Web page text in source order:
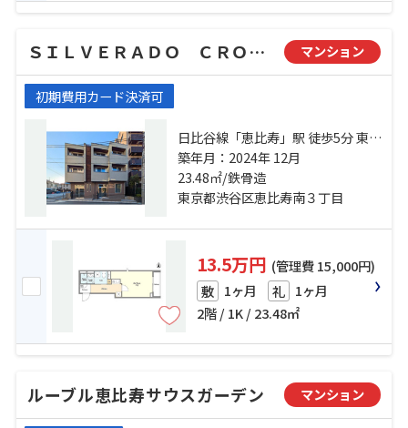
ＳＩＬＶＥＲＡＤＯ ＣＲＯＳＳＩＮＧＳ マンション
初期費用カード決済可
日比谷線「恵比寿」駅 徒歩5分 東急
東横線「代官山」駅 徒歩5分 東急東
横線「中目黒」駅 徒歩10分
築年月：2024年 12月
23.48㎡/鉄骨造
東京都渋谷区恵比寿南３丁目
13.5万円 (管理費 15,000円)
敷 1ヶ月 礼 1ヶ月
2階 / 1K / 23.48㎡
ルーブル恵比寿サウスガーデン マンション